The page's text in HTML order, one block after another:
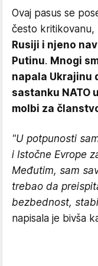
Ovaj pasus se
često kritikovanu,
Rusiji i njeno
Putinu. Mnogi
napala Ukrajinu
sastanku NATO
molbi za
"U potpunosti
i Istočne Evrope
Međutim, sam
trebao da
bezbednost,
napisala je bivša